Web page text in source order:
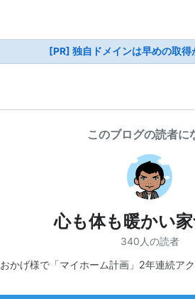
[PR] 独自ドメインは早めの取得
このブログの読者に
心も体も暖かい
340人の読者
おかげ様で「マイホーム計画」2年連続ア